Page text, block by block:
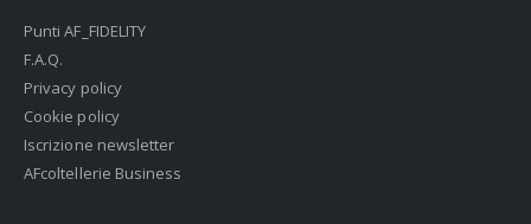
Punti AF_FIDELITY
F.A.Q.
Privacy policy
Cookie policy
Iscrizione newsletter
AFcoltellerie Business